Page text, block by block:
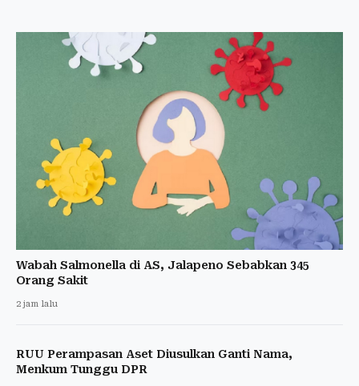
Wabah Salmonella di AS, Jalapeno Sebabkan 345
Orang Sakit
2 jam lalu
RUU Perampasan Aset Diusulkan Ganti Nama,
Menkum Tunggu DPR